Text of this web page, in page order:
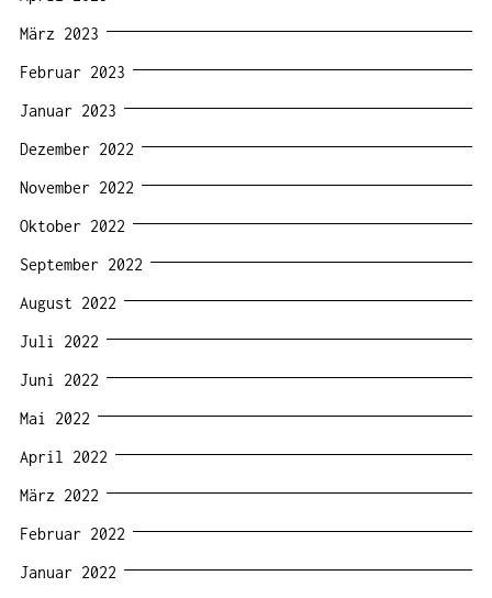
März 2023
Februar 2023
Januar 2023
Dezember 2022
November 2022
Oktober 2022
September 2022
August 2022
Juli 2022
Juni 2022
Mai 2022
April 2022
März 2022
Februar 2022
Januar 2022